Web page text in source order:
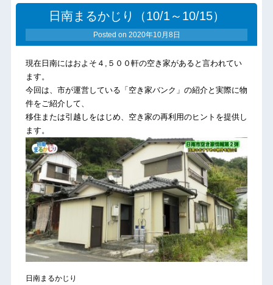
日南まるかじり（10/1～10/15）
Posted on 2020年10月8日
現在日南にはおよそ４,５００軒の空き家があると言われてい
ます 。
今回は、市が運営している「空き家バンク」の紹介と実際に物
件をご紹介して、
移住または引越しをはじめ、空き家の再利用のヒントを提供し
ます。
日南まるかじり